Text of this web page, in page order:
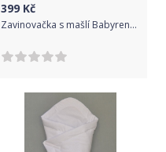
399 Kč
Zavinovačka s mašlí Babyrenka Basic Pistacia